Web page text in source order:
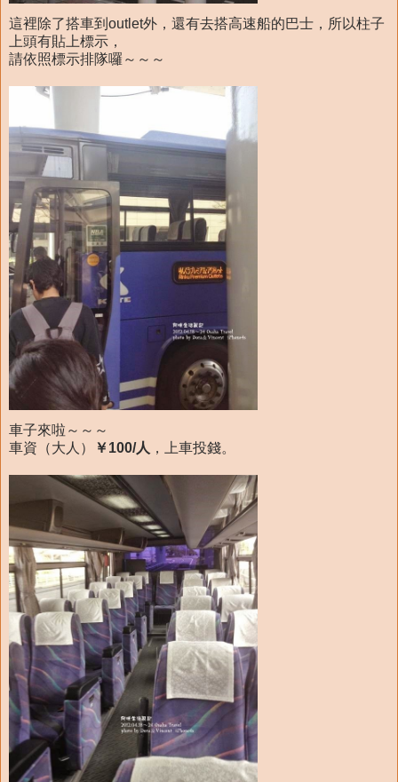
這裡除了搭車到outlet外，還有去搭高速船的巴士，所以柱子
上頭有貼上標示，
請依照標示排隊囉～～～
車子來啦～～～
車資（大人）
￥100/人 ，上車投錢。